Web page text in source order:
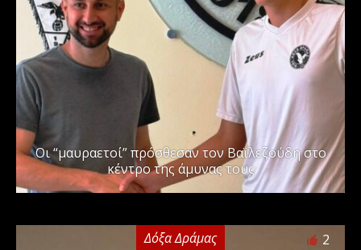
Οι “μαυραετοί” πρόσθεσαν τον Βαϊλεζούδη στο
κέντρο της άμυνας τους
Δόξα Δράμας 2